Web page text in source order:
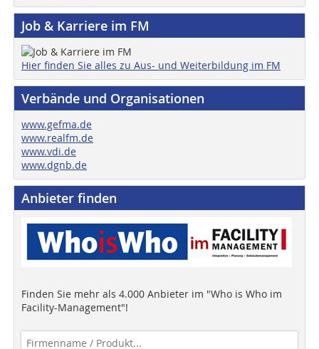
Job & Karriere im FM
Hier finden Sie alles zu Aus- und Weiterbildung im FM
Verbände und Organisationen
www.gefma.de
www.realfm.de
www.vdi.de
www.dgnb.de
Anbieter finden
Finden Sie mehr als 4.000 Anbieter im "Who is Who im
Facility-Management"!